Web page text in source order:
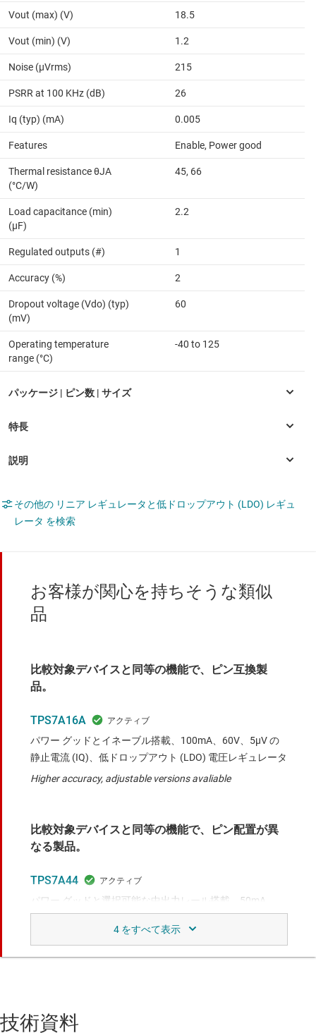
Vout (max) (V) 18.5
Vout (min) (V) 1.2
Noise (µVrms) 215
PSRR at 100 KHz (dB) 26
Iq (typ) (mA) 0.005
Features Enable, Power good
Thermal resistance θJA
(°C/W)
45, 66
Load capacitance (min)
(µF)
2.2
Regulated outputs (#) 1
Accuracy (%) 2
Dropout voltage (Vdo) (typ)
(mV)
60
Operating temperature
range (°C)
-40 to 125
その他の リニア レギュレータと低ドロップアウト (LDO) レギュ
レータ を検索
お客様が関心を持ちそうな類似
品
比較対象デバイスと同等の機能で、ピン互換製
品。
TPS7A16A
パワー グッドとイネーブル搭載、100mA、60V、5μV の
静止電流 (IQ)、低ドロップアウト (LDO) 電圧レギュレータ
Higher accuracy, adjustable versions avaliable
比較対象デバイスと同等の機能で、ピン配置が異
なる製品。
TPS7A44
パワー グッドと選択可能な中出力レール搭載、50mA、
65V、低静止電流 (IQ)、LDO リニア電圧レギュレータ
Lower noise, and 100mA achievable
TPS7A43
技術資料